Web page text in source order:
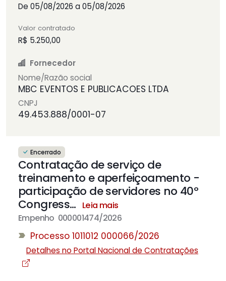
De 05/08/2026 a 05/08/2026
Valor contratado
R$ 5.250,00
Fornecedor
Nome/Razão social
MBC EVENTOS E PUBLICACOES LTDA
CNPJ
49.453.888/0001-07
Encerrado
Contratação de serviço de
treinamento e aperfeiçoamento -
participação de servidores no 40º
Congress…
Leia mais
Empenho 000001474/2026
Processo 1011012 000066/2026
Detalhes no Portal Nacional de Contratações